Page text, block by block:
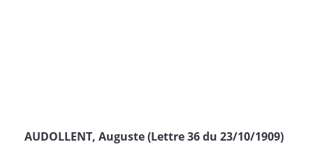
AUDOLLENT, Auguste (Lettre 36 du 23/10/1909)